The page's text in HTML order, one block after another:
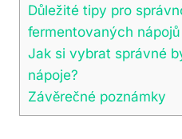
Důležité tipy pro
fermentovaných nápojů
Jak si vybrat správné
nápoje?
Závěrečné poznámky